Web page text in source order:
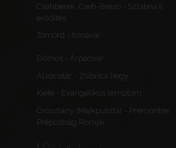
Csehberek, Cseh-Brézó - Szlatina II.
erődítés
Tömörd - Ilonavár
Dömös - Árpádvár
Alsócsitár - Zsibrica hegy
Kiéte - Evangélikus templom
Oroszlány (Majkpuszta) - Premontrei
Prépostság Romjai